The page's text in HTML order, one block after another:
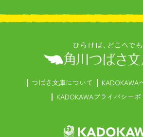
つばさ文庫について
KADOKAWA
KADOKAWAプライバシーポ